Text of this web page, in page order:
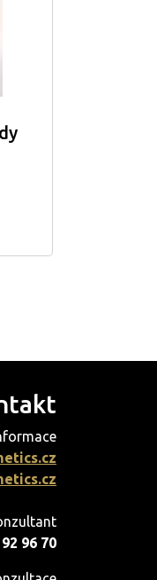
96 70